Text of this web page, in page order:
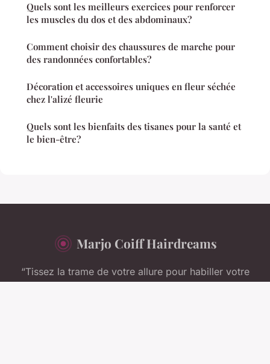
Quels sont les meilleurs exercices pour renforcer
les muscles du dos et des abdominaux?
Comment choisir des chaussures de marche pour
des randonnées confortables?
Décoration et accessoires uniques en fleur séchée
chez l'alizé fleurie
Quels sont les bienfaits des tisanes pour la santé et
le bien-être?
Marjo Coiff Hairdreams
“Tissez la trame de votre allure pour habiller votre